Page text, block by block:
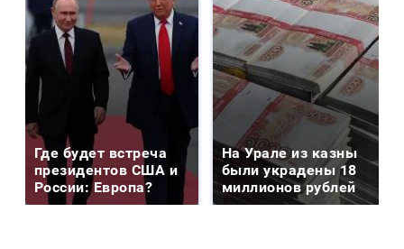
Где будет встреча
президентов США и
России: Европа?
На Урале из казны
были украдены 18
миллионов рублей